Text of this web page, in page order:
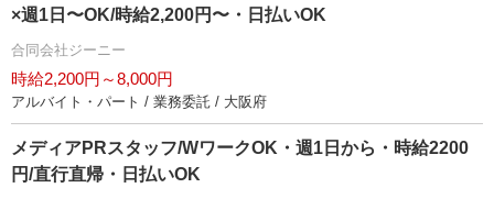
×週1日〜OK/時給2,200円〜・日払いOK
合同会社ジーニー
時給2,200円～8,000円
アルバイト・パート / 業務委託 / 大阪府
メディアPRスタッフ/WワークOK・週1日から・時給2200
円/直行直帰・日払いOK